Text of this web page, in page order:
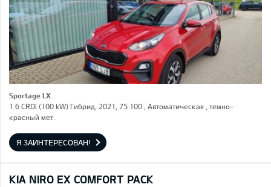
Sportage LX
1.6 CRDi (100 kW) Гибрид, 2021, 75 100 , Автоматическая , темно-
красный мет.
Я ЗАИНТЕРЕСОВАН!
KIA NIRO EX COMFORT PACK